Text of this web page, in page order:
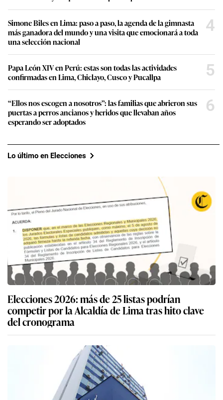
Simone Biles en Lima: paso a paso, la agenda de la gimnasta
más ganadora del mundo y una visita que emocionará a toda
una selección nacional
4
Papa León XIV en Perú: estas son todas las actividades
confirmadas en Lima, Chiclayo, Cusco y Pucallpa
5
“Ellos nos escogen a nosotros”: las familias que abrieron sus
puertas a perros ancianos y heridos que llevaban años
esperando ser adoptados
6
Lo último en Elecciones
Elecciones 2026: más de 25 listas podrían
competir por la Alcaldía de Lima tras hito clave
del cronograma